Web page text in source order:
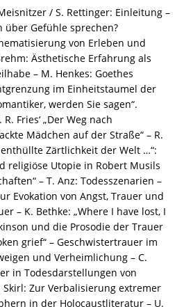
/ S. Rettinger: Einleitung –
über Gefühle sprechen?
von Erleben und
Ästhetische Erfahrung als
– M. Henkes: Goethes
im Einheitstaumel der
werden Sie sagen“.
Fries‘ „Der Weg nach
Mädchen auf der Straße“ – R.
Zärtlichkeit der Welt …“:
religiöse Utopie in Robert Musils
– T. Anz: Todesszenarien –
Evokation von Angst, Trauer und
– K. Bethke: „Where I have lost, I
und die Prosodie der Trauer
grief“ – Geschwistertrauer im
und Verheimlichung – C.
in Todesdarstellungen von
Skirl: Zur Verbalisierung extremer
in der Holocaustliteratur – U.